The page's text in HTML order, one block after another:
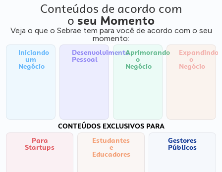
Conteúdos de acordo com
o seu Momento
Veja o que o Sebrae tem para você de acordo com o seu
momento:
Iniciando
um
Negócio
Desenvolvimento
Pessoal
Aprimorando
o
Negócio
Expandindo
o
Negócio
CONTEÚDOS EXCLUSIVOS PARA
Para
Startups
Estudantes
e
Educadores
Gestores
Públicos